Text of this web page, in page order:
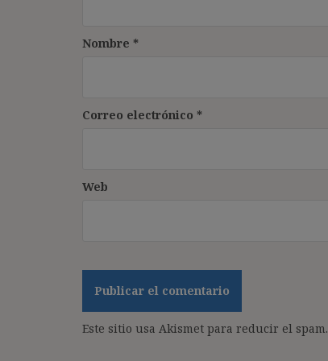
Nombre *
Correo electrónico *
Web
Este sitio usa Akismet para reducir el spam.